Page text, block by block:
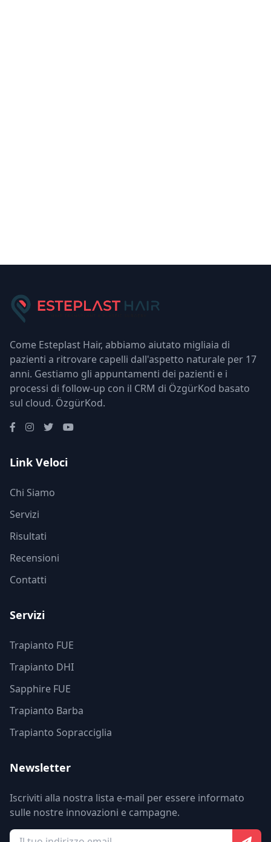
Come Esteplast Hair, abbiamo aiutato migliaia di
pazienti a ritrovare capelli dall'aspetto naturale per 17
anni. Gestiamo gli appuntamenti dei pazienti e i
processi di follow-up con il CRM di ÖzgürKod basato
sul cloud. ÖzgürKod.
Link Veloci
Chi Siamo
Servizi
Risultati
Recensioni
Contatti
Servizi
Trapianto FUE
Trapianto DHI
Sapphire FUE
Trapianto Barba
Trapianto Sopracciglia
Newsletter
Iscriviti alla nostra lista e-mail per essere informato
sulle nostre innovazioni e campagne.